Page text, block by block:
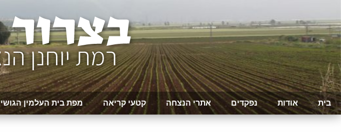
בית אודות נפקדים אתרי הנצחה קטעי קריאה מפת בית העלמין הגושי